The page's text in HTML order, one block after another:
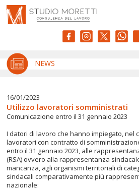
NEWS
16/01/2023
Utilizzo lavoratori somministrati
Comunicazione entro il 31 gennaio 2023
I datori di lavoro che hanno impiegato, nel
lavoratori con contratto di
entro il 31 gennaio 2023, alle
(RSA) ovvero alla rappresentanza
mancanza, agli organismi territoriali di
sindacali comparativamente più
nazionale:
Informativa sulla raccolta
Le tue preferenze relative alla privacy